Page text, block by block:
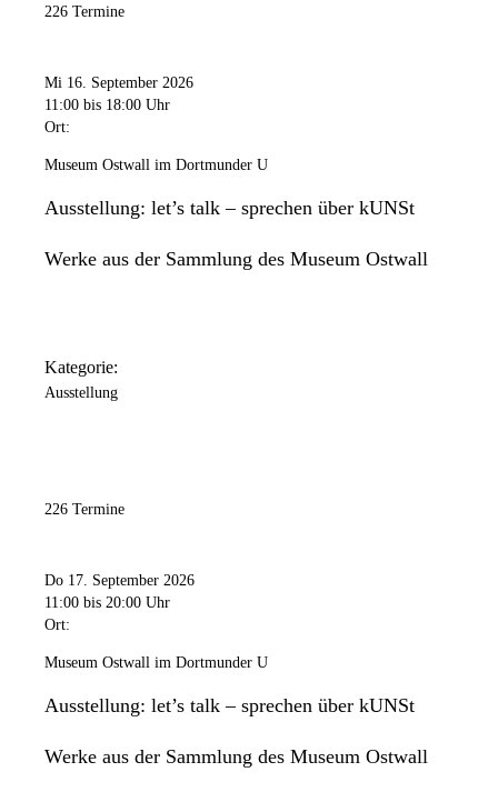
226 Termine
Mi 16. September 2026
11:00 bis 18:00 Uhr
Ort:
Museum Ostwall im Dortmunder U
Ausstellung: let’s talk – sprechen über kUNSt
Werke aus der Sammlung des Museum Ostwall
Kategorie:
Ausstellung
226 Termine
Do 17. September 2026
11:00 bis 20:00 Uhr
Ort:
Museum Ostwall im Dortmunder U
Ausstellung: let’s talk – sprechen über kUNSt
Werke aus der Sammlung des Museum Ostwall